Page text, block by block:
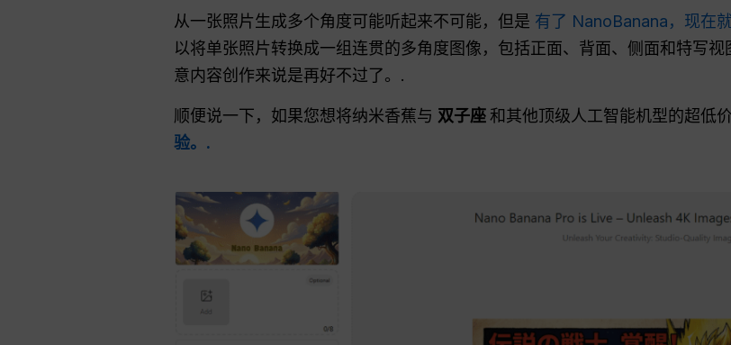
从一张照片生成多个角度可能听起来不可能，但是 有了 NanoBanana，现在
以将单张照片转换成一组连贯的多角度图像，包括正面、背面、侧面和特写
意内容创作来说是再好不过了。.
顺便说一下，如果您想将纳米香蕉与 双子座和其他顶级人工智能机型的超低
验。.